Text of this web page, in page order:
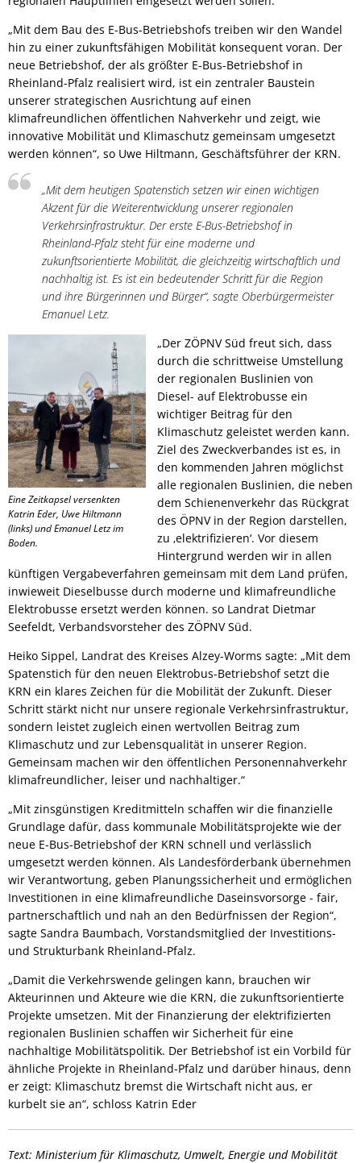
„Mit dem Bau des E-Bus-Betriebshofs treiben wir den Wandel
hin zu einer zukunftsfähigen Mobilität konsequent voran. Der
neue Betriebshof, der als größter E-Bus-Betriebshof in
Rheinland-Pfalz realisiert wird, ist ein zentraler Baustein
unserer strategischen Ausrichtung auf einen
klimafreundlichen öffentlichen Nahverkehr und zeigt, wie
innovative Mobilität und Klimaschutz gemeinsam umgesetzt
werden können“, so Uwe Hiltmann, Geschäftsführer der KRN.
„Mit dem heutigen Spatenstich setzen wir einen wichtigen
Akzent für die Weiterentwicklung unserer regionalen
Verkehrsinfrastruktur. Der erste E-Bus-Betriebshof in
Rheinland-Pfalz steht für eine moderne und
zukunftsorientierte Mobilität, die gleichzeitig wirtschaftlich und
nachhaltig ist. Es ist ein bedeutender Schritt für die Region
und ihre Bürgerinnen und Bürger“, sagte Oberbürgermeister
Emanuel Letz.
Eine Zeitkapsel versenkten
Katrin Eder, Uwe Hiltmann
(links) und Emanuel Letz im
Boden.
„Der ZÖPNV Süd freut sich, dass
durch die schrittweise Umstellung
der regionalen Buslinien von
Diesel- auf Elektrobusse ein
wichtiger Beitrag für den
Klimaschutz geleistet werden kann.
Ziel des Zweckverbandes ist es, in
den kommenden Jahren möglichst
alle regionalen Buslinien, die neben
dem Schienenverkehr das Rückgrat
des ÖPNV in der Region darstellen,
zu ‚elektrifizieren‘. Vor diesem
Hintergrund werden wir in allen
künftigen Vergabeverfahren gemeinsam mit dem Land prüfen,
inwieweit Dieselbusse durch moderne und klimafreundliche
Elektrobusse ersetzt werden können. so Landrat Dietmar
Seefeldt, Verbandsvorsteher des ZÖPNV Süd.
Heiko Sippel, Landrat des Kreises Alzey-Worms sagte: „Mit dem
Spatenstich für den neuen Elektrobus-Betriebshof setzt die
KRN ein klares Zeichen für die Mobilität der Zukunft. Dieser
Schritt stärkt nicht nur unsere regionale Verkehrsinfrastruktur,
sondern leistet zugleich einen wertvollen Beitrag zum
Klimaschutz und zur Lebensqualität in unserer Region.
Gemeinsam machen wir den öffentlichen Personennahverkehr
klimafreundlicher, leiser und nachhaltiger.“
„Mit zinsgünstigen Kreditmitteln schaffen wir die finanzielle
Grundlage dafür, dass kommunale Mobilitätsprojekte wie der
neue E-Bus-Betriebshof der KRN schnell und verlässlich
umgesetzt werden können. Als Landesförderbank übernehmen
wir Verantwortung, geben Planungssicherheit und ermöglichen
Investitionen in eine klimafreundliche Daseinsvorsorge - fair,
partnerschaftlich und nah an den Bedürfnissen der Region“,
sagte Sandra Baumbach, Vorstandsmitglied der Investitions-
und Strukturbank Rheinland-Pfalz.
„Damit die Verkehrswende gelingen kann, brauchen wir
Akteurinnen und Akteure wie die KRN, die zukunftsorientierte
Projekte umsetzen. Mit der Finanzierung der elektrifizierten
regionalen Buslinien schaffen wir Sicherheit für eine
nachhaltige Mobilitätspolitik. Der Betriebshof ist ein Vorbild für
ähnliche Projekte in Rheinland-Pfalz und darüber hinaus, denn
er zeigt: Klimaschutz bremst die Wirtschaft nicht aus, er
kurbelt sie an“, schloss Katrin Eder
Text: Ministerium für Klimaschutz, Umwelt, Energie und Mobilität